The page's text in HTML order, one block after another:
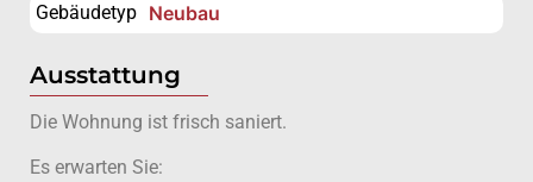
Gebäudetyp Neubau
Ausstattung
Die Wohnung ist frisch saniert.
Es erwarten Sie: